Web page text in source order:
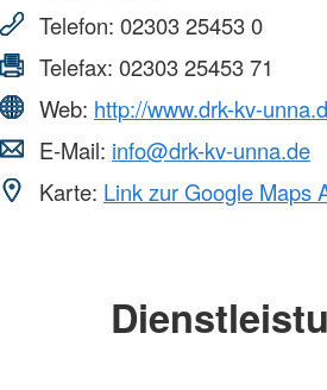
Telefon: 02303 25453 0
Telefax: 02303 25453 71
Web: http://www.drk-kv-
E-Mail: info@drk-kv-unna.de
Karte: Link zur Google Maps